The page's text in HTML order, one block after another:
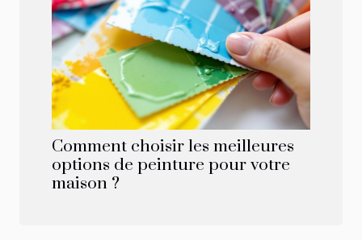
Comment choisir les meilleures
options de peinture pour votre
maison ?